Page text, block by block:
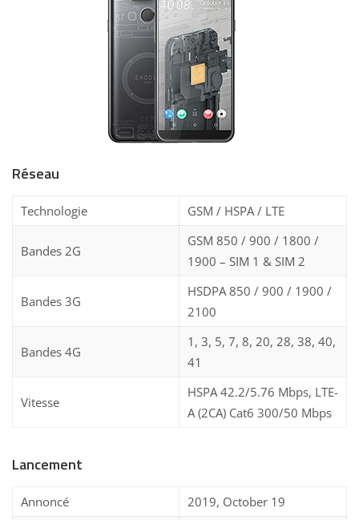
Réseau
Technologie GSM / HSPA / LTE
Bandes 2G
GSM 850 / 900 / 1800 /
1900 – SIM 1 & SIM 2
Bandes 3G
HSDPA 850 / 900 / 1900 /
2100
Bandes 4G
1, 3, 5, 7, 8, 20, 28, 38, 40,
41
Vitesse
HSPA 42.2/5.76 Mbps, LTE-
A (2CA) Cat6 300/50 Mbps
Lancement
Annoncé 2019, October 19